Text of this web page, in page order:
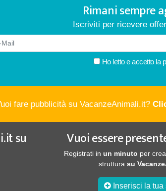
Rimani sempre
Iscriviti per ricevere
Ho letto e accetto la
fare pubblicità su VacanzeAnimali.it?
su Vuoi essere
Registrati in un minuto per
struttura su
Inserisci la tua